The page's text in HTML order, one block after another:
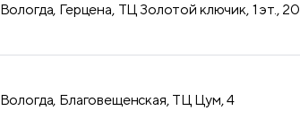
Вологда, Герцена, ТЦ Золотой ключик, 1 эт., 20
Вологда, Благовещенская, ТЦ Цум, 4